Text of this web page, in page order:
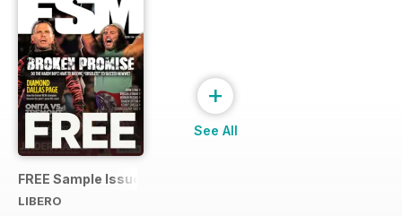
FREE Sample Issue
LIBERO
+
See All